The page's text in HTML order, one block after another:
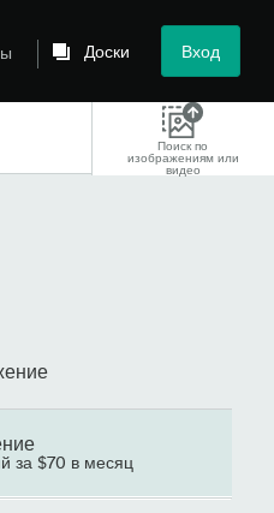
Доски Вход
Поиск по
изображениям или
видео
за $70 в месяц